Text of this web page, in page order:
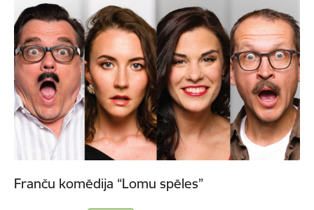
Franču komēdija “Lomu spēles”